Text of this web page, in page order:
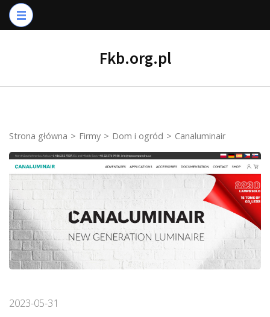
Skip
to
Fkb.org.pl
Strona główna > Firmy > Dom i ogród > Canaluminair
2023-05-31